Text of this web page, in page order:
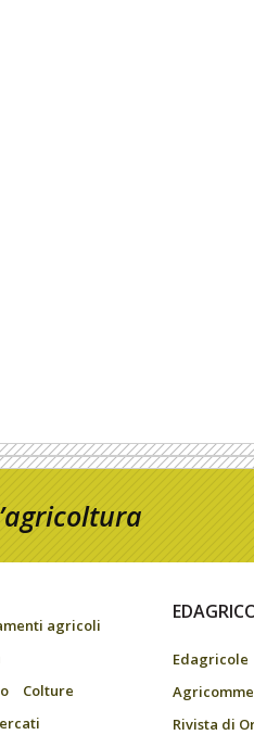
agricoli
Colture
Edagricole
Rivista di